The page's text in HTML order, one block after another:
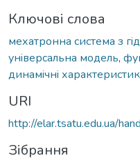
Ключові слова
мехатронна система з
унiверсальна модель,
динамiчнi
URI
http://elar.tsatu.edu.ua/
Зібрання